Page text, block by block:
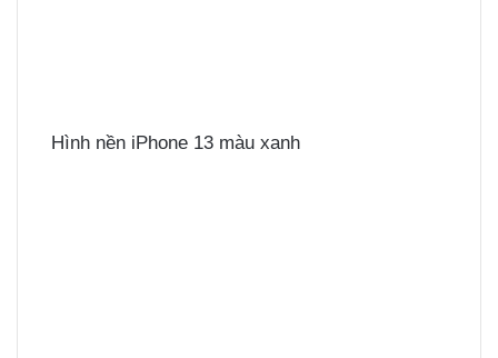
Hình nền iPhone 13 màu xanh